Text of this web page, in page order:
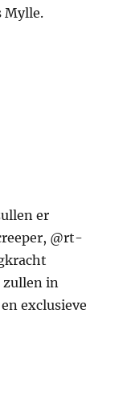
Mylle.
er
@rt-
zullen in
exclusieve